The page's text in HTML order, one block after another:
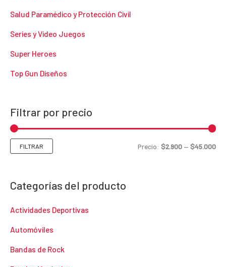
Salud Paramédico y Protección Civil
Series y Video Juegos
Super Heroes
Top Gun Diseños
Filtrar por precio
PP
FILTRAR Precio: $2.900 — $45.000
Categorías del producto
Actividades Deportivas
Automóviles
Bandas de Rock